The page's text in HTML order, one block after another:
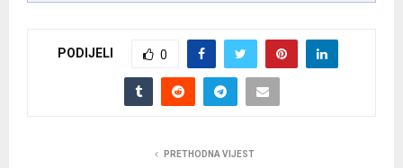
PODIJELI 0
PRETHODNA VIJEST